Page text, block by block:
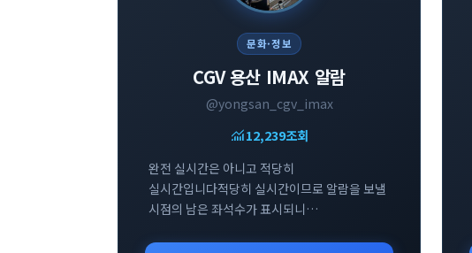
문화·정보
CGV 용산 IMAX 알람
@yongsan_cgv_imax
monitoring12,239조회
완전 실시간은 아니고 적당히
실시간입니다적당히 실시간이므로 알람을 보낼
시점의 남은 좌석수가 표시되니